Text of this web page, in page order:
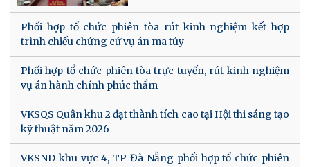
Phối hợp tổ chức phiên tòa rút kinh nghiệm kết hợp
trình chiếu chứng cứ vụ án ma túy
Phối hợp tổ chức phiên tòa trực tuyến, rút kinh nghiệm
vụ án hành chính phúc thẩm
VKSQS Quân khu 2 đạt thành tích cao tại Hội thi sáng tạo
kỹ thuật năm 2026
VKSND khu vực 4, TP Đà Nẵng phối hợp tổ chức phiên